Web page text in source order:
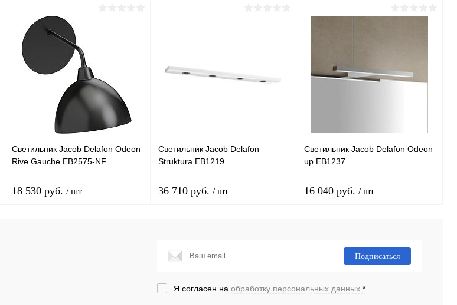
Светильник Jacob Delafon Odeon
Rive Gauche EB2575-NF
18 530 руб. / шт
Светильник Jacob Delafon
Struktura EB1219
36 710 руб. / шт
В избранное Под заказ
Светильник Jacob Delafon Odeon
up EB1237
16 040 руб./ шт
В избранное
Подписаться
Я согласен на обработку персональных данных. *